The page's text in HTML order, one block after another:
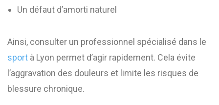
Un défaut d’amorti naturel
Ainsi, consulter un professionnel spécialisé dans le
sport à Lyon permet d’agir rapidement. Cela évite
l’aggravation des douleurs et limite les risques de
blessure chronique.